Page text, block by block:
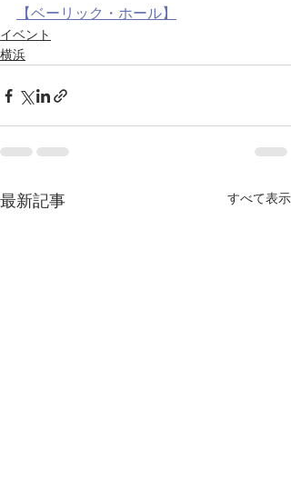
【ベーリック・ホール】
イベント
横浜
最新記事 すべて表示